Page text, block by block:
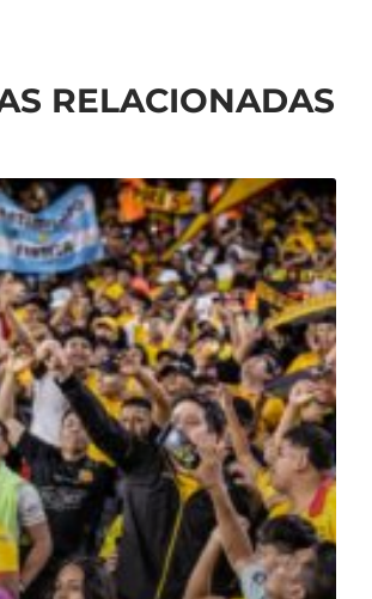
RELACIONADAS